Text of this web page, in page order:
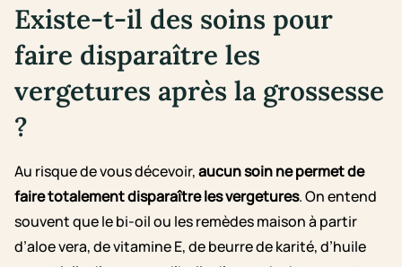
Existe-t-il des soins pour
faire disparaître les
vergetures après la grossesse
?
Au risque de vous décevoir,aucun soin ne permet de
faire totalement disparaître les vergetures. On entend
souvent que le bi-oil ou les remèdes maison à partir
d’aloe vera, de vitamine E, de beurre de karité, d’huile